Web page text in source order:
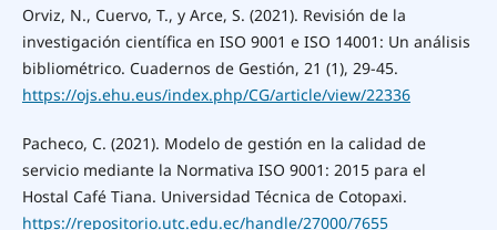
Orviz, N., Cuervo, T., y Arce, S. (2021). Revisión de la
investigación científica en ISO 9001 e ISO 14001: Un análisis
bibliométrico. Cuadernos de Gestión, 21 (1), 29-45.
https://ojs.ehu.eus/index.php/CG/article/view/22336
Pacheco, C. (2021). Modelo de gestión en la calidad de
servicio mediante la Normativa ISO 9001: 2015 para el
Hostal Café Tiana. Universidad Técnica de Cotopaxi.
https://repositorio.utc.edu.ec/handle/27000/7655